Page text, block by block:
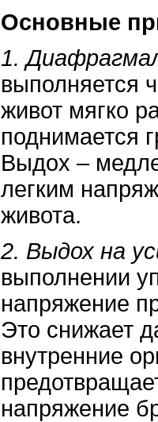
Основные
1.
выполняется
живот мягко
поднимается
Выдох –
легким
живота.
2. Выдох на
выполнении
напряжение
Это снижает
внутренние
напряжение